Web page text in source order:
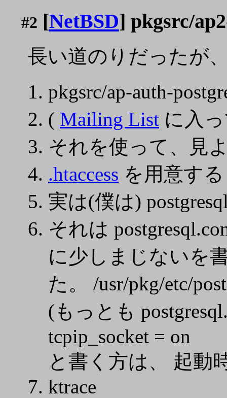
#2 [NetBSD] pkgsrc/
長い道のりだったが
pkgsrc/ap-auth-
( Mailing List に入
それを使って、見
.htaccess を用意する
実は(僕は)
それは
に少しまじないを
た。 /usr/pkg/etc/
(もっとも
tcpip_socket = on
と書く方は、 起動
ktrace